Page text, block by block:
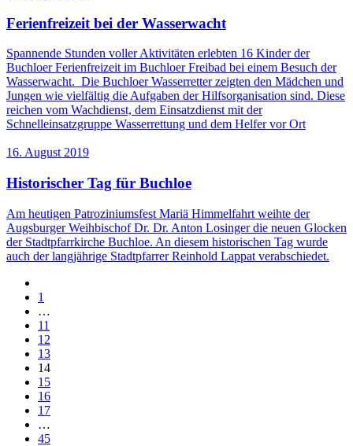
Ferienfreizeit bei der Wasserwacht
Spannende Stunden voller Aktivitäten erlebten 16 Kinder der
Buchloer Ferienfreizeit im Buchloer Freibad bei einem Besuch der
Wasserwacht. Die Buchloer Wasserretter zeigten den Mädchen und
Jungen wie vielfältig die Aufgaben der Hilfsorganisation sind. Diese
reichen vom Wachdienst, dem Einsatzdienst mit der
Schnelleinsatzgruppe Wasserrettung und dem Helfer vor Ort
16. August 2019
Historischer Tag für Buchloe
Am heutigen Patroziniumsfest Mariä Himmelfahrt weihte der
Augsburger Weihbischof Dr. Dr. Anton Losinger die neuen Glocken
der Stadtpfarrkirche Buchloe. An diesem historischen Tag wurde
auch der langjährige Stadtpfarrer Reinhold Lappat verabschiedet.
1
…
11
12
13
14
15
16
17
…
45